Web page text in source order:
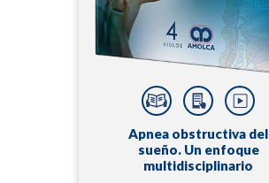
Apnea obstructiva del
sueño. Un enfoque
multidisciplinario